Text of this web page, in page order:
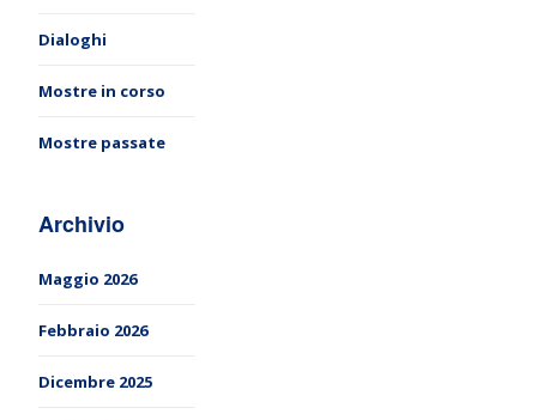
Dialoghi
Mostre in corso
Mostre passate
Archivio
Maggio 2026
Febbraio 2026
Dicembre 2025